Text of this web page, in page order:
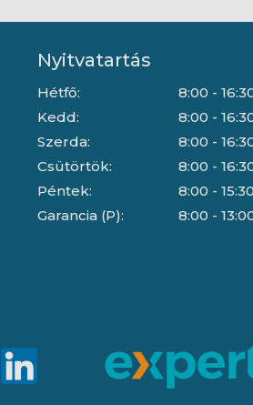
Nyitvatartás
Hétfő:
Kedd:
Szerda:
Csütörtök:
Péntek:
Garancia (P):
8:00 -
8:00 -
8:00 -
8:00 -
8:00 - 15:30
8:00 -